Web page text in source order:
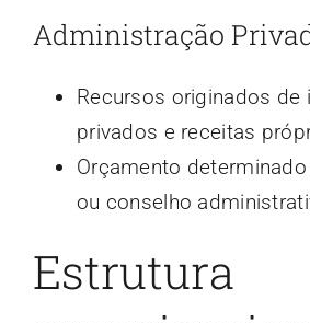
Administração
Recursos originados de
privados e receitas
Orçamento
ou conselho
Estrutura